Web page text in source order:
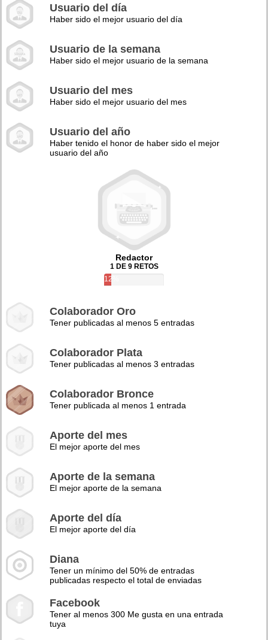
Usuario del día
Haber sido el mejor usuario del día
Usuario de la semana
Haber sido el mejor usuario de la semana
Usuario del mes
Haber sido el mejor usuario del mes
Usuario del año
Haber tenido el honor de haber sido el mejor
usuario del año
Redactor
1 DE 9 RETOS
12%
Colaborador Oro
Tener publicadas al menos 5 entradas
Colaborador Plata
Tener publicadas al menos 3 entradas
Colaborador Bronce
Tener publicada al menos 1 entrada
Aporte del mes
El mejor aporte del mes
Aporte de la semana
El mejor aporte de la semana
Aporte del día
El mejor aporte del día
Diana
Tener un mínimo del 50% de entradas
publicadas respecto el total de enviadas
Facebook
Tener al menos 300 Me gusta en una entrada
tuya